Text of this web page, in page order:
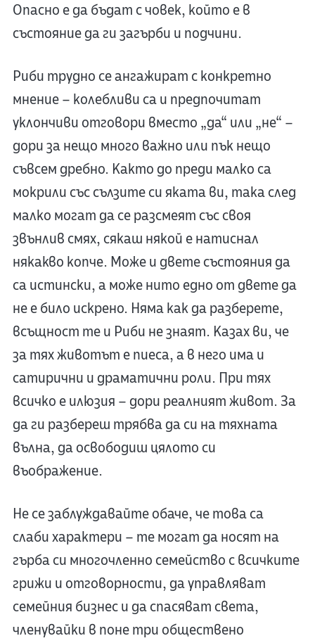
Опасно е да бъдат с човек, който е в
състояние да ги загърби и подчини.
Риби трудно се ангажират с конкретно
мнение – колебливи са и предпочитат
уклончиви отговори вместо „да“ или „не“ –
дори за нещо много важно или пък нещо
съвсем дребно. Както до преди малко са
мокрили със сълзите си яката ви, така след
малко могат да се разсмеят със своя
звънлив смях, сякаш някой е натиснал
някакво копче. Може и двете състояния да
са истински, а може нито едно от двете да
не е било искрено. Няма как да разберете,
всъщност те и Риби не знаят. Казах ви, че
за тях животът е пиеса, а в него има и
сатирични и драматични роли. При тях
всичко е илюзия – дори реалният живот. За
да ги разбереш трябва да си на тяхната
вълна, да освободиш цялото си
въображение.
Не се заблуждавайте обаче, че това са
слаби характери – те могат да носят на
гърба си многочленно семейство с всичките
грижи и отговорности, да управляват
семейния бизнес и да спасяват света,
членувайки в поне три обществено